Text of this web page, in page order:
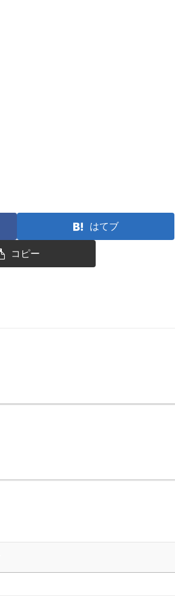
はてブ
コピー